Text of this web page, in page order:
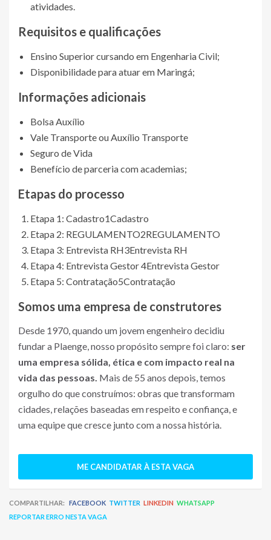
atividades.
Requisitos e qualificações
Ensino Superior cursando em Engenharia Civil;
Disponibilidade para atuar em Maringá;
Informações adicionais
Bolsa Auxílio
Vale Transporte ou Auxílio Transporte
Seguro de Vida
Benefício de parceria com academias;
Etapas do processo
Etapa 1: Cadastro1Cadastro
Etapa 2: REGULAMENTO2REGULAMENTO
Etapa 3: Entrevista RH3Entrevista RH
Etapa 4: Entrevista Gestor4Entrevista Gestor
Etapa 5: Contratação5Contratação
Somos uma empresa de construtores
Desde 1970, quando um jovem engenheiro decidiu
fundar a Plaenge, nosso propósito sempre foi claro: ser
uma empresa sólida, ética e com impacto real na
vida das pessoas. Mais de 55 anos depois, temos
orgulho do que construímos: obras que transformam
cidades, relações baseadas em respeito e confiança, e
uma equipe que cresce junto com a nossa história.
ME CANDIDATAR À ESTA VAGA
COMPARTILHAR: FACEBOOK TWITTER LINKEDIN WHATSAPP
REPORTAR ERRO NESTA VAGA